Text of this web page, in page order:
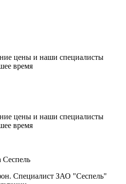
цены и наши специалисты
время
цены и наши специалисты
время
Сеспель
Специалист ЗАО "Сеспель"